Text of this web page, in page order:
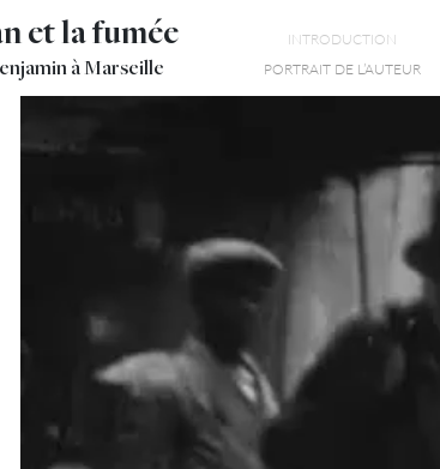
et la fumée
à Marseille
INTRODUCTION
PORTRAIT DE L’AUTEUR
Tandis que la phrase de
perfectionnées techniquement,
la nouvelle notion était